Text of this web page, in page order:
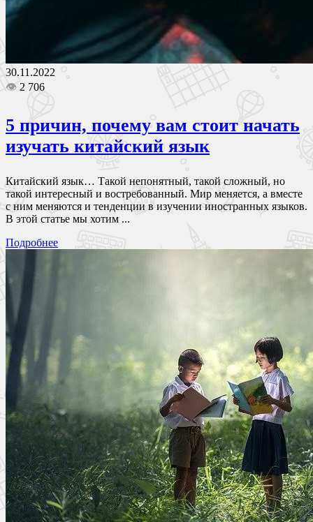
30.11.2022
👁 2 706
5 причин, почему вам стоит начать
изучать китайский язык
Китайский язык… Такой непонятный, такой сложный, но
такой интересный и востребованный. Мир меняется, а вместе
с ним меняются и тенденции в изучении иностранных языков.
В этой статье мы хотим ...
Подробнее